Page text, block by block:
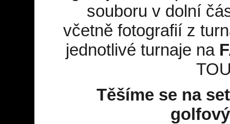
souboru v dolní
včetně fotografií z
jednotlivé turnaje na
Těšíme se na